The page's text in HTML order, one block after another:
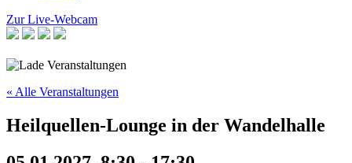
Zur Live-Webcam
« Alle Veranstaltungen
Heilquellen-Lounge in der Wandelhalle